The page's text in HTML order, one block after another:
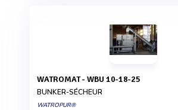
WATROMAT - WBU 10-18-25
BUNKER-SÉCHEUR
WATROPUR®